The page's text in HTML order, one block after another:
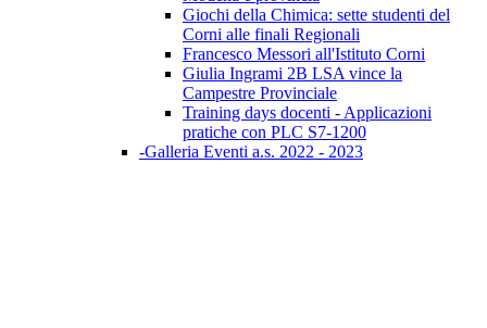
Giochi della Chimica: sette studenti del
Corni alle finali Regionali
Francesco Messori all'Istituto Corni
Giulia Ingrami 2B LSA vince la
Campestre Provinciale
Training days docenti - Applicazioni
pratiche con PLC S7-1200
-Galleria Eventi a.s. 2022 - 2023